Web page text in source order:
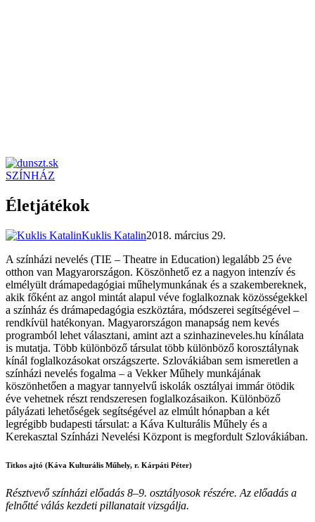
SZÍNHÁZ
Életjátékok
Kuklis Katalin2018. március 29.
A színházi nevelés (TIE – Theatre in Education) legalább 25 éve
otthon van Magyarországon. Köszönhető ez a nagyon intenzív és
elmélyült drámapedagógiai műhelymunkának és a szakembereknek,
akik főként az angol mintát alapul véve foglalkoznak közösségekkel
a színház és drámapedagógia eszköztára, módszerei segítségével –
rendkívül hatékonyan. Magyarországon manapság nem kevés
programból lehet választani, amint azt a szinhazineveles.hu kínálata
is mutatja. Több különböző társulat több különböző korosztálynak
kínál foglalkozásokat országszerte. Szlovákiában sem ismeretlen a
színházi nevelés fogalma – a Vekker Műhely munkájának
köszönhetően a magyar tannyelvű iskolák osztályai immár ötödik
éve vehetnek részt rendszeresen foglalkozásaikon. Különböző
pályázati lehetőségek segítségével az elmúlt hónapban a két
legrégibb budapesti társulat: a Káva Kulturális Műhely és a
Kerekasztal Színházi Nevelési Központ is megfordult Szlovákiában.
Titkos ajtó (Káva Kulturális Műhely, r. Kárpáti Péter)
Résztvevő színházi előadás 8–9. osztályosok részére. Az előadás a
felnőtté válás kezdeti pillanatait vizsgálja.